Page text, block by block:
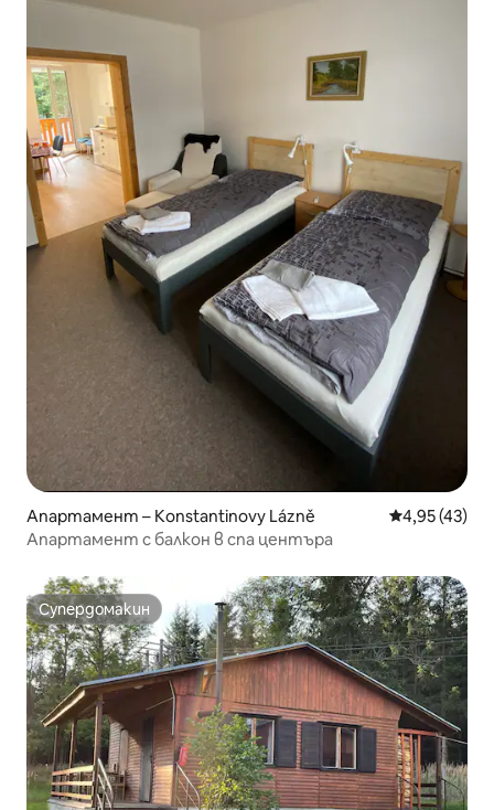
Апартамент – Konstantinovy Lázně Средна
4,95 (43)
Апартамент с балкон в спа центъра
Супердомакин
Супердомакин